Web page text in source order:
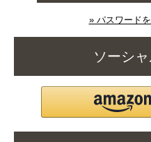
» パスワード
ソーシ